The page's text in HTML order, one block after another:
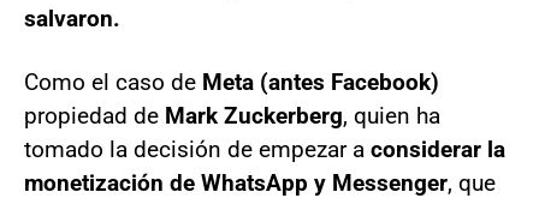
salvaron.
Como el caso de Meta (antes Facebook)
propiedad de Mark Zuckerberg, quien ha
tomado la decisión de empezar a considerar la
monetización de WhatsApp y Messenger, que